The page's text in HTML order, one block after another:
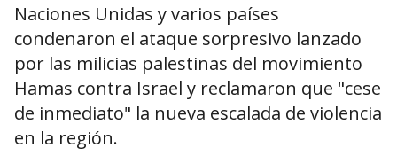
Naciones Unidas y varios países
condenaron el ataque sorpresivo lanzado
por las milicias palestinas del movimiento
Hamas contra Israel y reclamaron que "cese
de inmediato" la nueva escalada de violencia
en la región.